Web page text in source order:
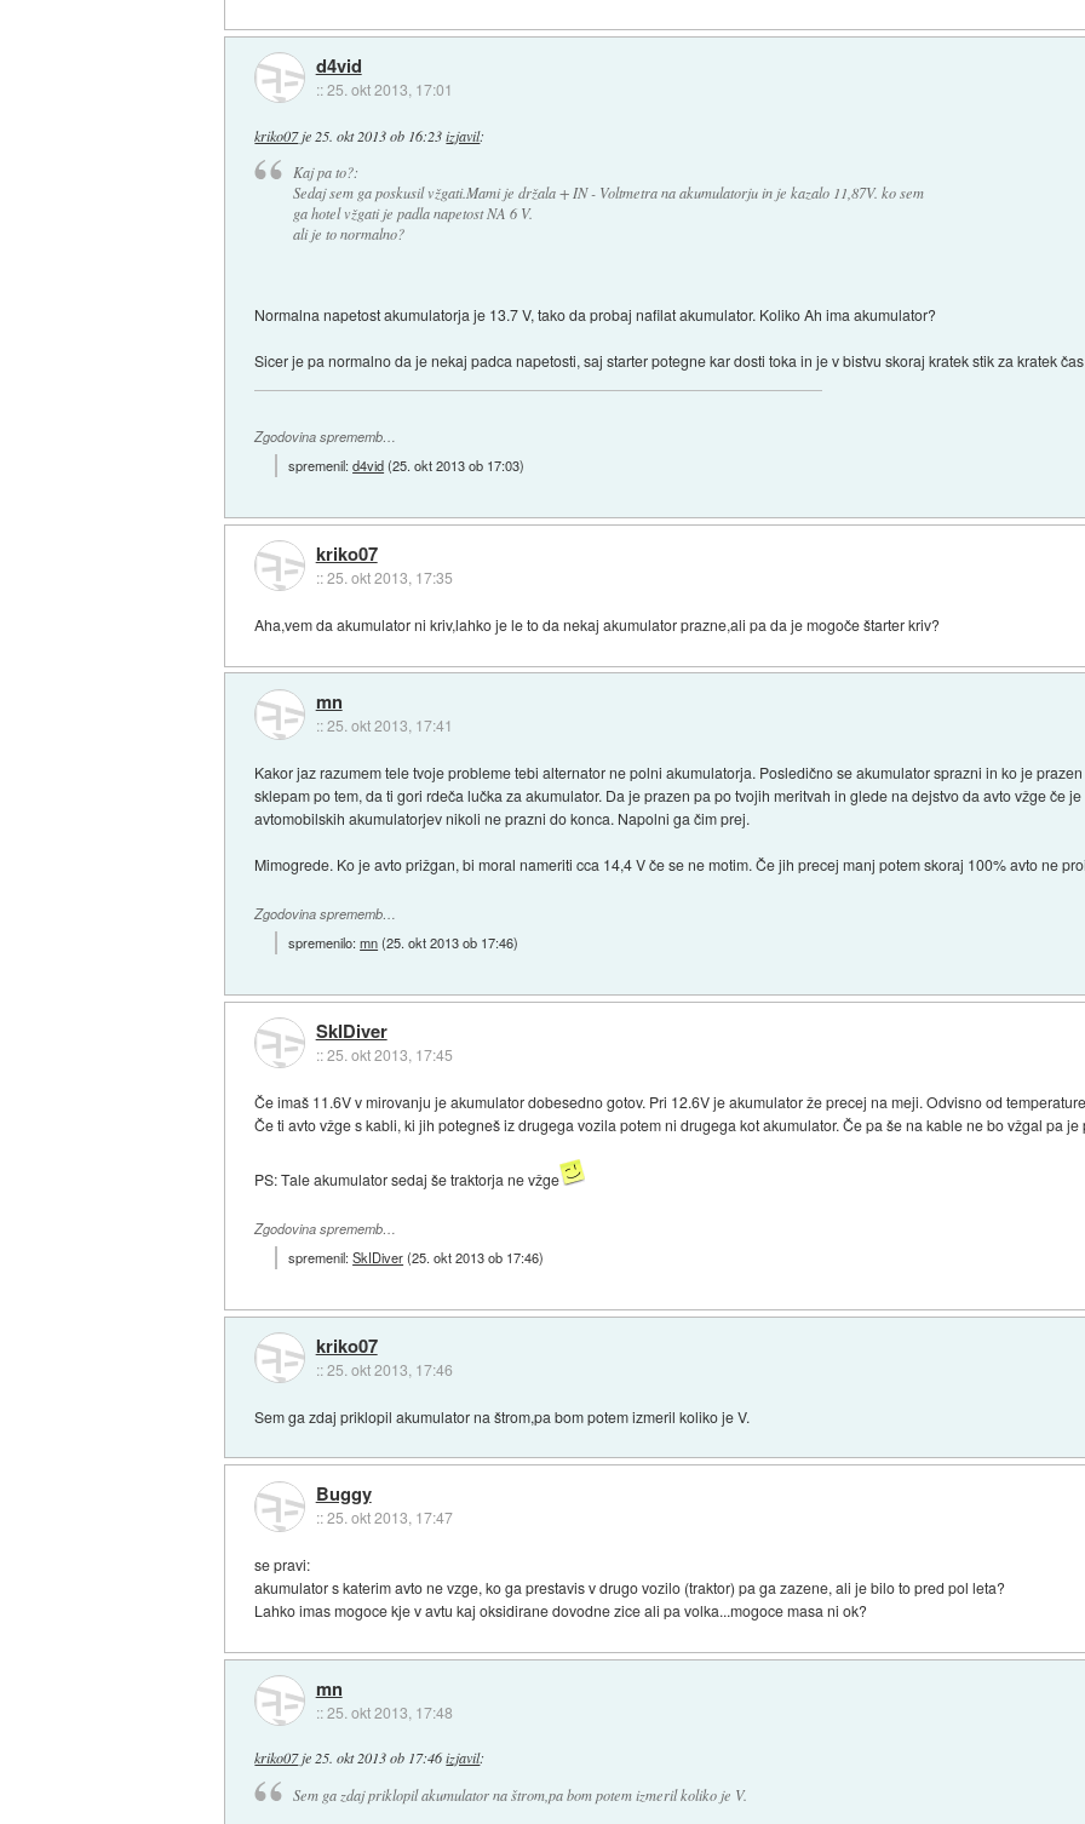
d4vid
::25. okt 2013, 17:01
kriko07je 25. okt 2013 ob 16:23 izjavil:
Kaj pa to?:
Sedaj sem ga poskusil vžgati.Mami je držala + IN - Voltmetra na akumulatorju in je kazalo 11,87V. ko sem
ga hotel vžgati je padla napetost NA 6 V.
ali je to normalno?
Normalna napetost akumulatorja je 13.7 V, tako da probaj nafilat akumulator. Koliko Ah ima akumulator?
Sicer je pa normalno da je nekaj padca napetosti, saj starter potegne kar dosti toka in je v bistvu skoraj kratek stik za kratek
Zgodovina sprememb…
spremenil:d4vid(25. okt 2013 ob 17:03)
kriko07
::25. okt 2013, 17:35
Aha,vem da akumulator ni kriv,lahko je le to da nekaj akumulator prazne,ali pa da je mogoče štarter kriv?
mn
::25. okt 2013, 17:41
Kakor jaz razumem tele tvoje probleme tebi alternator ne polni akumulatorja. Posledično se akumulator sprazni in ko je
sklepam po tem, da ti gori rdeča lučka za akumulator. Da je prazen pa po tvojih meritvah in glede na dejstvo da avto vžge če
avtomobilskih akumulatorjev nikoli ne prazni do konca. Napolni ga čim prej.
Mimogrede. Ko je avto prižgan, bi moral nameriti cca 14,4 V če se ne motim. Če jih precej manj potem skoraj 100% avto ne
Zgodovina sprememb…
spremenilo:mn(25. okt 2013 ob 17:46)
SkIDiver
::25. okt 2013, 17:45
Če imaš 11.6V v mirovanju je akumulator dobesedno gotov. Pri 12.6V je akumulator že precej na meji. Odvisno od
Če ti avto vžge s kabli, ki jih potegneš iz drugega vozila potem ni drugega kot akumulator. Če pa še na kable ne bo vžgal pa
PS: Tale akumulator sedaj še traktorja ne vžge
Zgodovina sprememb…
spremenil:SkIDiver(25. okt 2013 ob 17:46)
kriko07
::25. okt 2013, 17:46
Sem ga zdaj priklopil akumulator na štrom,pa bom potem izmeril koliko je V.
Buggy
::25. okt 2013, 17:47
se pravi:
akumulator s katerim avto ne vzge, ko ga prestavis v drugo vozilo (traktor) pa ga zazene, ali je bilo to pred pol leta?
Lahko imas mogoce kje v avtu kaj oksidirane dovodne zice ali pa volka...mogoce masa ni ok?
mn
::25. okt 2013, 17:48
kriko07je25. okt 2013 ob 17:46 izjavil:
Sem ga zdaj priklopil akumulator na štrom,pa bom potem izmeril koliko je V.